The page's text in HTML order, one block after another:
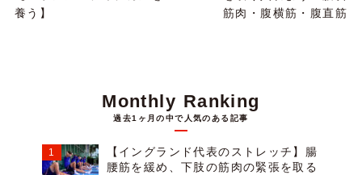
養う】
筋肉・腹横筋・腹直筋
Monthly Ranking
過去1ヶ月の中で人気のある記事
【イングランド代表のストレッチ】腸
腰筋を緩め、下肢の筋肉の緊張を取る